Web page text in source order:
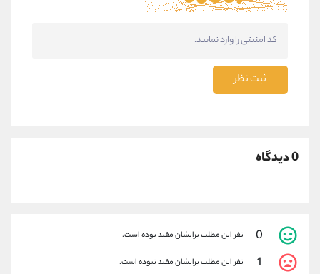
ثبت نظر
0 دیدگاه
0 نفر این مطلب برایشان مفید بوده است.
1 نفر این مطلب برایشان مفید نبوده است.